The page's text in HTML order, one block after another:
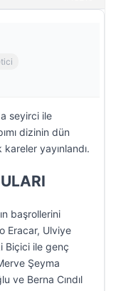
seyirci ile
dizinin dün
yayınlandı.
başrollerini
Eracar, Ulviye
Biçici ile genç
Şeyma
ve Berna Cındıl